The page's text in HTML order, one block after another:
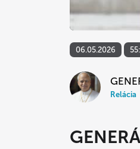
06.05.2026
Relácia